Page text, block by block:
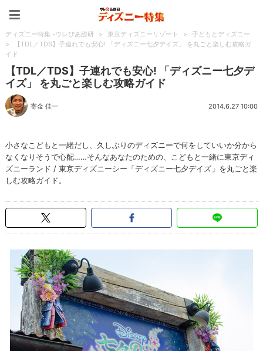
ディズニー特集 -ウレぴあ総研 > 東京ディズニーリゾート >
子どもとディズニー
>
【TDL／TDS】子連れでも安心! 「ディズニー七夕デイズ」 を丸ごと楽しむ攻略ガ
イド
【TDL／TDS】子連れでも安心! 「ディズニー七夕デ
イズ」 を丸ごと楽しむ攻略ガイド
寄金 佳一 2014.6.27 10:00
小さなこどもと一緒だし、久しぶりのディズニーで何をしていいか分から
なくなりそうで心配……そんなあなたのための、こどもと一緒に東京ディ
ズニーランド / 東京ディズニーシー「ディズニー七夕デイズ」を丸ごと楽
しむ攻略ガイド。